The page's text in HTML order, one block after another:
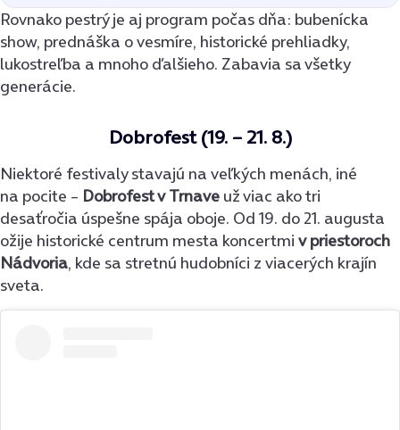
Rovnako pestrý je aj program počas dňa: bubenícka
show, prednáška o vesmíre, historické prehliadky,
lukostreľba a mnoho ďalšieho. Zabavia sa všetky
generácie.
Dobrofest (19. – 21. 8.)
Niektoré festivaly stavajú na veľkých menách, iné
na pocite – Dobrofest v Trnave už viac ako tri
desaťročia úspešne spája oboje. Od 19. do 21. augusta
ožije historické centrum mesta koncertmi v priestoroch
Nádvoria, kde sa stretnú hudobníci z viacerých krajín
sveta.